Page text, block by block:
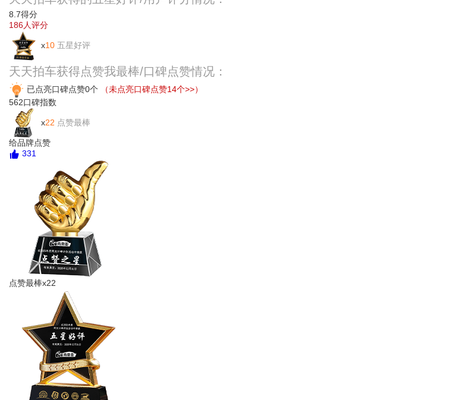
8.7得分
186人评分
x10 五星好评
天天拍车获得点赞我最棒/口碑点赞情况：
已点亮口碑点赞0个
（未点亮口碑点赞14个>>）
562口碑指数
x22 点赞最棒
给品牌点赞
331
点赞最棒x22